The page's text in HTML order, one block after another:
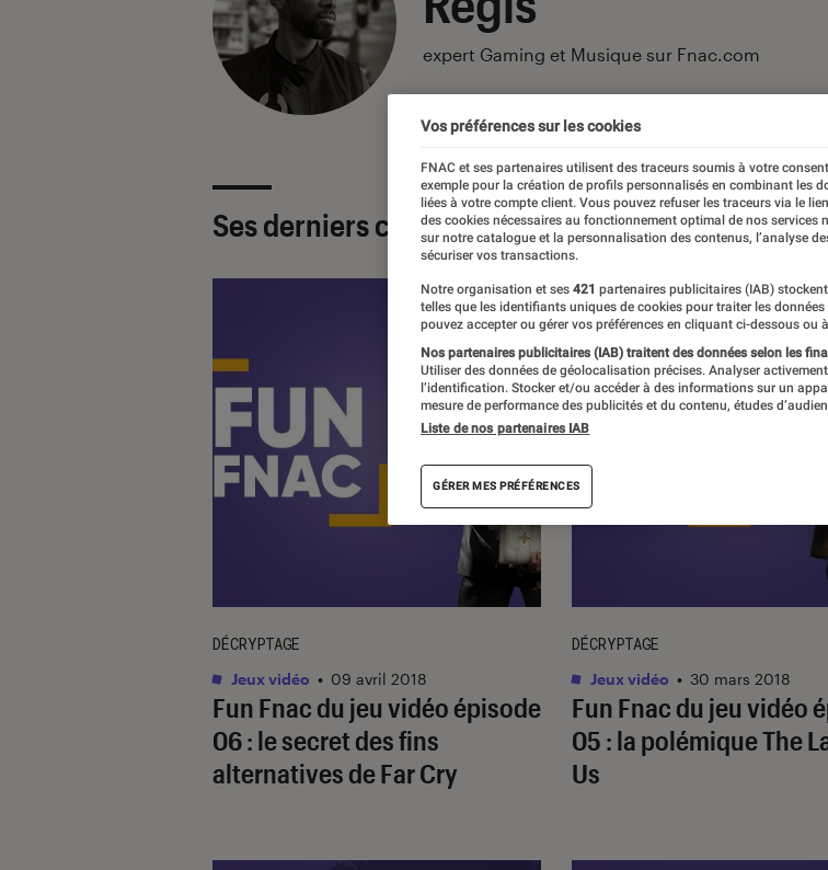
expert Gaming et Musique sur Fnac.com
Ses derniers contenus
Fun Fnac du jeu vidéo épisode
06 : le secret des fins
alternatives de Far Cry
DÉCRYPTAGE
Jeux vidéo • 09 avril 2018
Fun Fnac du jeu vidéo
05 : la polémique The
Us
DÉCRYPTAGE
Jeux vidéo • 30 mars 2018
Vos préférences sur les cookies
FNAC et ses partenaires utilisent des traceurs soumis à votre
exemple pour la création de profils personnalisés en combinant les
liées à votre compte client. Vous pouvez refuser les traceurs via le
des cookies nécessaires au fonctionnement optimal de nos services
sur notre catalogue et la personnalisation des contenus, l’analyse
sécuriser vos transactions.
Notre organisation et ses 421 partenaires publicitaires (IAB)
telles que les identifiants uniques de cookies pour traiter les
pouvez accepter ou gérer vos préférences en cliquant ci-dessous ou
Nos partenaires publicitaires (IAB) traitent des données selon les
Utiliser des données de géolocalisation précises. Analyser
l’identification. Stocker et/ou accéder à des informations sur un
mesure de performance des publicités et du contenu, études
Liste de nos partenaires IAB
GÉRER MES PRÉFÉRENCES